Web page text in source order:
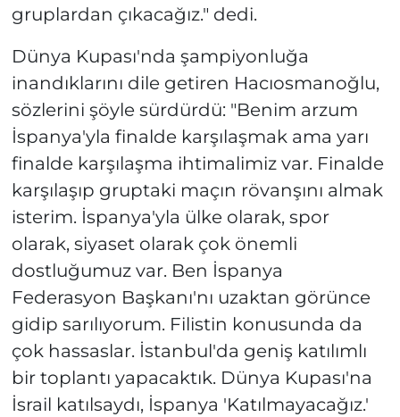
gruplardan çıkacağız." dedi.
Dünya Kupası'nda şampiyonluğa
inandıklarını dile getiren Hacıosmanoğlu,
sözlerini şöyle sürdürdü: "Benim arzum
İspanya'yla finalde karşılaşmak ama yarı
finalde karşılaşma ihtimalimiz var. Finalde
karşılaşıp gruptaki maçın rövanşını almak
isterim. İspanya'yla ülke olarak, spor
olarak, siyaset olarak çok önemli
dostluğumuz var. Ben İspanya
Federasyon Başkanı'nı uzaktan görünce
gidip sarılıyorum. Filistin konusunda da
çok hassaslar. İstanbul'da geniş katılımlı
bir toplantı yapacaktık. Dünya Kupası'na
İsrail katılsaydı, İspanya 'Katılmayacağız.'